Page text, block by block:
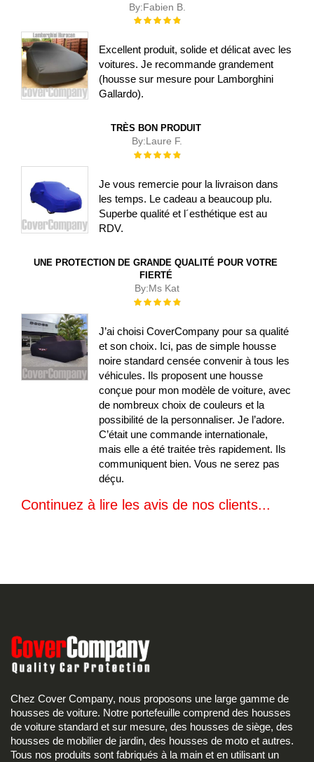
By:Fabien B.
Évaluation :
Excellent produit, solide et délicat avec les
voitures. Je recommande grandement
(housse sur mesure pour Lamborghini
Gallardo).
TRÈS BON PRODUIT
By:Laure F.
Évaluation :
Je vous remercie pour la livraison dans
les temps. Le cadeau a beaucoup plu.
Superbe qualité et l´esthétique est au
RDV.
UNE PROTECTION DE GRANDE QUALITÉ POUR VOTRE
FIERTÉ
By:Ms Kat
Évaluation :
J’ai choisi CoverCompany pour sa qualité
et son choix. Ici, pas de simple housse
noire standard censée convenir à tous les
véhicules. Ils proposent une housse
conçue pour mon modèle de voiture, avec
de nombreux choix de couleurs et la
possibilité de la personnaliser. Je l’adore.
C’était une commande internationale,
mais elle a été traitée très rapidement. Ils
communiquent bien. Vous ne serez pas
déçu.
Continuez à lire les avis de nos clients...
Chez Cover Company, nous proposons une large gamme de
housses de voiture. Notre portefeuille comprend des housses
de voiture standard et sur mesure, des housses de siège, des
housses de mobilier de jardin, des housses de moto et autres.
Tous nos produits sont fabriqués à la main et en utilisant un